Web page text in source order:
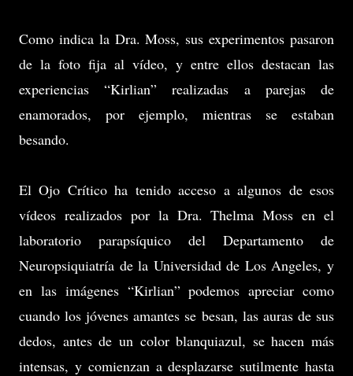
Como indica la Dra. Moss, sus experimentos pasaron
de la foto fija al vídeo, y entre ellos destacan las
experiencias “Kirlian” realizadas a parejas de
enamorados, por ejemplo, mientras se estaban
besando.
El Ojo Crítico ha tenido acceso a algunos de esos
vídeos realizados por la Dra. Thelma Moss en el
laboratorio parapsíquico del Departamento de
Neuropsiquiatría de la Universidad de Los Angeles, y
en las imágenes “Kirlian” podemos apreciar como
cuando los jóvenes amantes se besan, las auras de sus
dedos, antes de un color blanquiazul, se hacen más
intensas, y comienzan a desplazarse sutilmente hasta